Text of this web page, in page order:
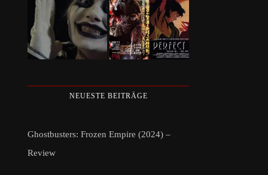
NEUESTE BEITRÄGE
Ghostbusters: Frozen Empire (2024) –
Review